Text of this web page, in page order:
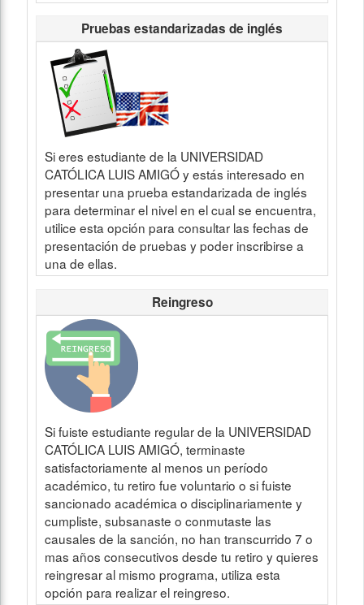
Pruebas estandarizadas de inglés
Si eres estudiante de la UNIVERSIDAD
CATÓLICA LUIS AMIGÓ y estás interesado en
presentar una prueba estandarizada de inglés
para determinar el nivel en el cual se encuentra,
utilice esta opción para consultar las fechas de
presentación de pruebas y poder inscribirse a
una de ellas.
Reingreso
Si fuiste estudiante regular de la UNIVERSIDAD
CATÓLICA LUIS AMIGÓ, terminaste
satisfactoriamente al menos un período
académico, tu retiro fue voluntario o si fuiste
sancionado académica o disciplinariamente y
cumpliste, subsanaste o conmutaste las
causales de la sanción, no han transcurrido 7 o
mas años consecutivos desde tu retiro y quieres
reingresar al mismo programa, utiliza esta
opción para realizar el reingreso.